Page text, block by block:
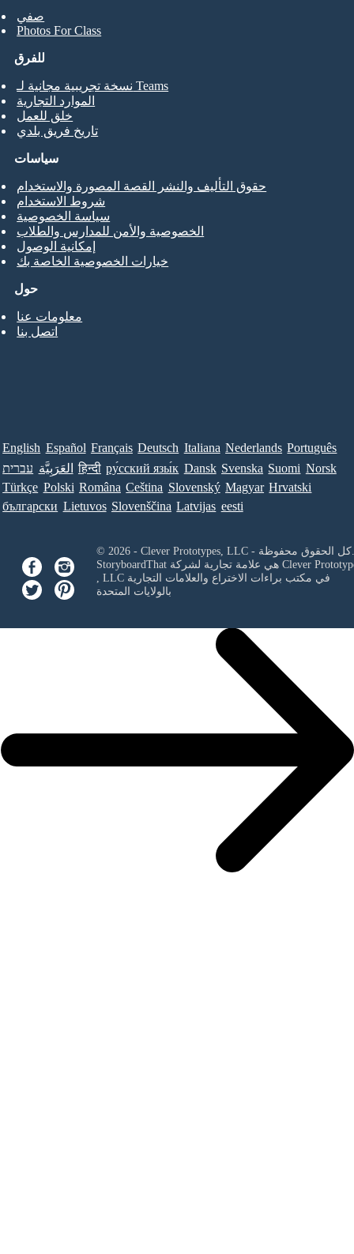
صفي
Photos For Class
للفرق
نسخة تجريبية مجانية لـ Teams
الموارد التجارية
خلق للعمل
تاريخ فريق بلدي
حول
معلومات عنا
اتصل بنا
سياسات
حقوق التأليف والنشر القصة المصورة والاستخدام
شروط الاستخدام
سياسة الخصوصية
الخصوصية والأمن للمدارس والطلاب
إمكانية الوصول
خيارات الخصوصية الخاصة بك
English Español Français Deutsch Italiana Nederlands Português
עברית العَرَبِيَّة हिन्दी ру́сский язы́к Dansk Svenska Suomi Norsk
Türkçe Polski Româna Ceština Slovenský Magyar Hrvatski
български Lietuvos Slovenščina Latvijas eesti
© 2026 - Clever Prototypes, LLC - كل الحقوق محفوظة.
StoryboardThat هي علامة تجارية لشركة Clever
, LLCفي مكتب براءات الاختراع والعلامات التجارية
بالولايات المتحدة